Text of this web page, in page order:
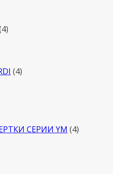
4товара
4товара
СЕРИИ YM 4